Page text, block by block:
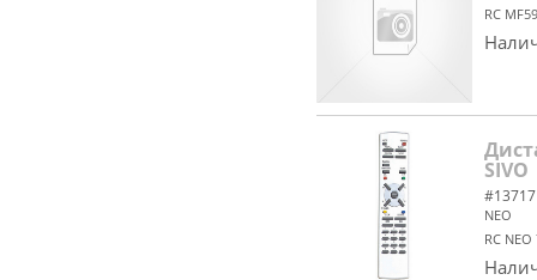
RC
SIVO
#13717
NEO
RC